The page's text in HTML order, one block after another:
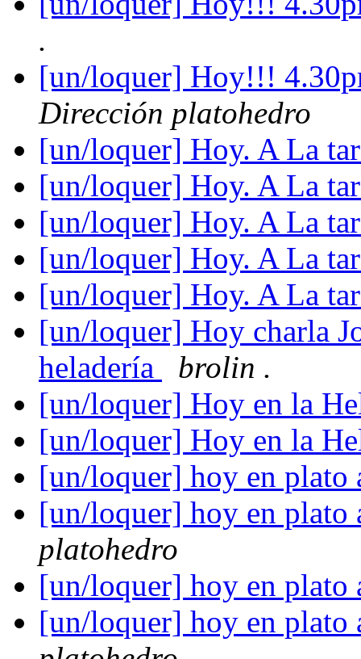
.
[un/loquer] Hoy!!!
Dirección platohedro
[un/loquer] Hoy. A La
[un/loquer] Hoy. A La
[un/loquer] Hoy. A La
[un/loquer] Hoy. A La
[un/loquer] Hoy. A La
[un/loquer] Hoy charla
heladería
brolin .
[un/loquer] Hoy en la
[un/loquer] Hoy en la
[un/loquer] hoy en plato
[un/loquer] hoy en plato
platohedro
[un/loquer] hoy en plato
[un/loquer] hoy en plato